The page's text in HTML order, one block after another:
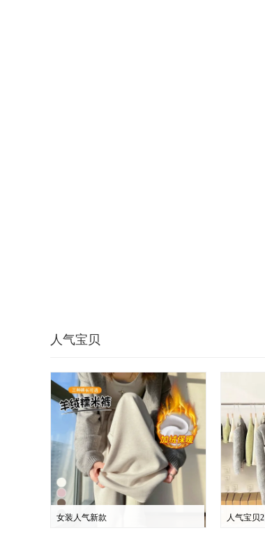
人气宝贝
女装人气新款 人气宝贝2